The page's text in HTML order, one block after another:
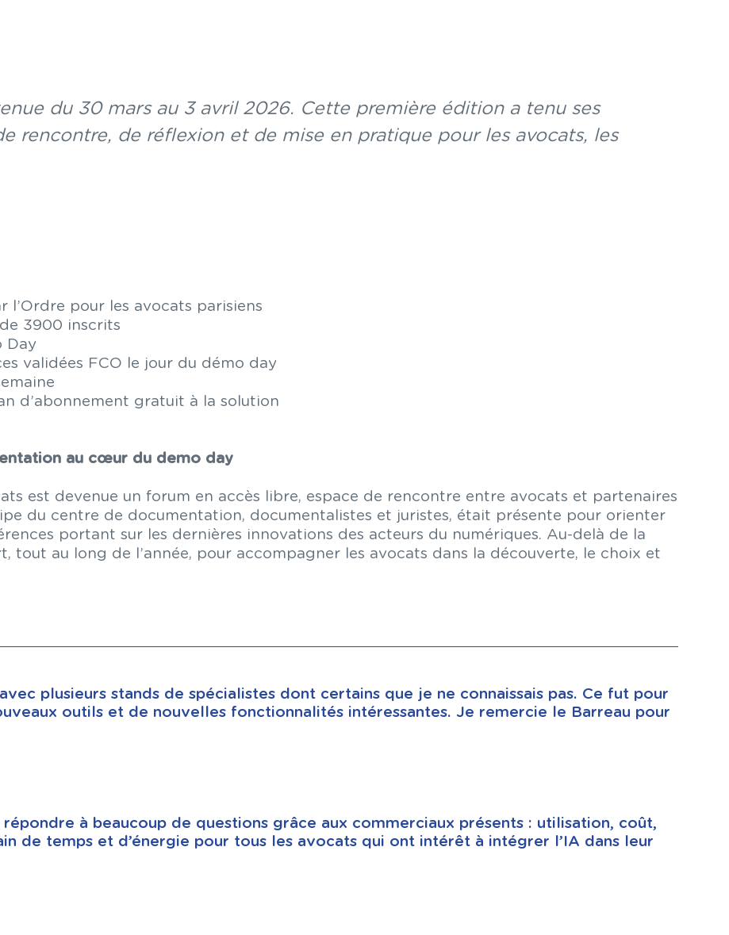
du 30 mars au 3 avril 2026. Cette première édition a tenu ses
rencontre, de réflexion et de mise en pratique pour les avocats, les
l’Ordre pour les avocats parisiens
3900 inscrits
Day
validées FCO le jour du démo day
d’abonnement gratuit à la solution
au cœur du demo day
est devenue un forum en accès libre, espace de rencontre entre avocats et partenaires
du centre de documentation, documentalistes et juristes, était présente pour orienter
portant sur les dernières innovations des acteurs du numériques. Au-delà de la
tout au long de l’année, pour accompagner les avocats dans la découverte, le choix et
plusieurs stands de spécialistes dont certains que je ne connaissais pas. Ce fut pour
outils et de nouvelles fonctionnalités intéressantes. Je remercie le Barreau pour
à beaucoup de questions grâce aux commerciaux présents : utilisation, coût,
de temps et d’énergie pour tous les avocats qui ont intérêt à intégrer l’IA dans leur